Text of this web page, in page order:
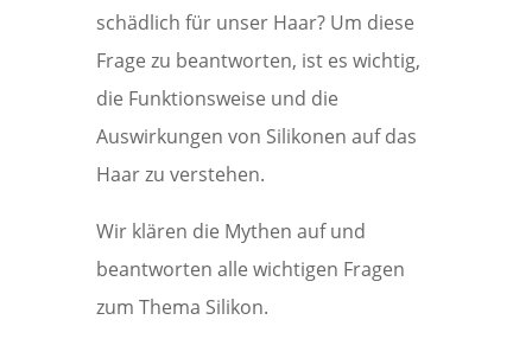
schädlich für unser Haar? Um diese
Frage zu beantworten, ist es wichtig,
die Funktionsweise und die
Auswirkungen von Silikonen auf das
Haar zu verstehen.
Wir klären die Mythen auf und
beantworten alle wichtigen Fragen
zum Thema Silikon.